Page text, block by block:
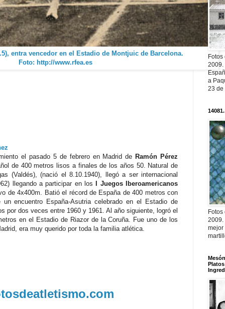
entra vencedor en el Estadio de Montjuic de Barcelona.
Foto: http://www.rfea.es
el pasado 5 de febrero en Madrid de Ramón Pérez
de 400 metros lisos a finales de los años 50. Natural de
(Valdés), (nació el 8.10.1940), llegó a ser internacional
llegando a participar en los
I Juegos Iberoamericanos
de 4x400m. Batió el récord de España de 400 metros con
encuentro España-Asutria celebrado en el Estadio de
por dos veces entre 1960 y 1961. Al año siguiente, logró el
en el Estadio de Riazor de la Coruña. Fue uno de los
era muy querido por toda la familia atlética.
2009.
a
23 de
2009.
mejor